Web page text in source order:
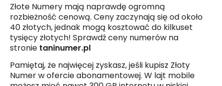
Złote Numery mają naprawdę ogromną
rozbieżność cenową. Ceny zaczynają się od około
40 złotych, jednak mogą kosztować do kilkuset
tysięcy złotych! Sprawdź ceny numerów na
stronie taninumer.pl
Pamiętaj, że najwięcej zyskasz, jeśli kupisz Złoty
Numer w ofercie abonamentowej. W lajt mobile